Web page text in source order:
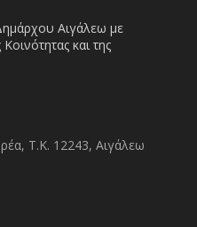
Αιγάλεω με
και της
Τ.Κ. 12243, Αιγάλεω